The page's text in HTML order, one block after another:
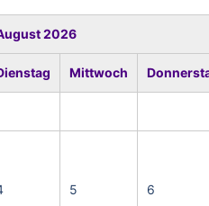
2026
Mittwoch
5 6